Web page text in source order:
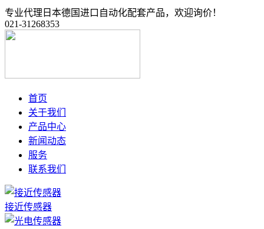
专业代理日本德国进口自动化配套产品，欢迎询价！
021-31268353
首页
关于我们
产品中心
新闻动态
服务
联系我们
接近传感器